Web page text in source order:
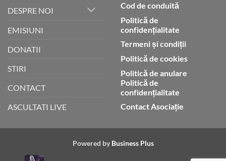
DESPRE NOI
EMISIUNI
DONATII
STIRI
CONTACT
ASCULTATI LIVE
Cod de conduită
Politică de
confidențialitate
Termeni și condiții
Politică de cookies
Politică de anulare
Politică de
confidențialitate
Contact Asociație
Powered by Business Plus